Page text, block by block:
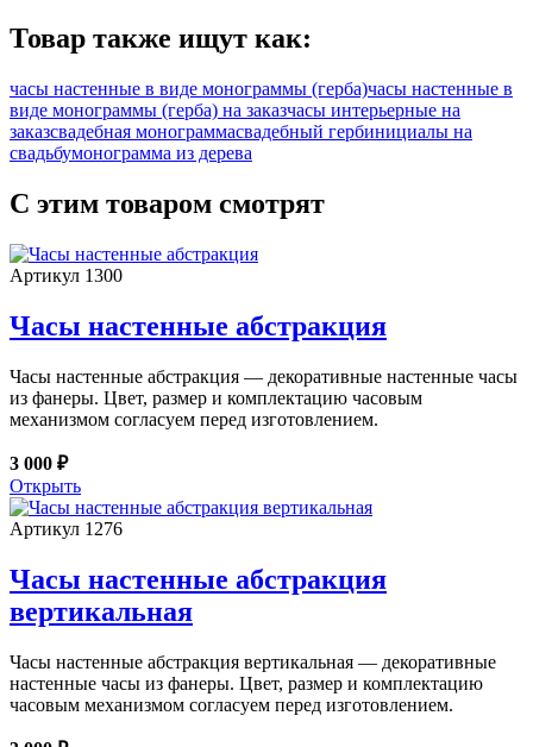
Товар также ищут как:
часы настенные в виде монограммы (герба)часы настенные в
виде монограммы (герба) на заказчасы интерьерные на
заказсвадебная монограммасвадебный гербинициалы на
свадьбумонограмма из дерева
С этим товаром смотрят
Артикул 1300
Часы настенные абстракция
Часы настенные абстракция — декоративные настенные часы
из фанеры. Цвет, размер и комплектацию часовым
механизмом согласуем перед изготовлением.
3 000 ₽
Открыть
Артикул 1276
Часы настенные абстракция
вертикальная
Часы настенные абстракция вертикальная — декоративные
настенные часы из фанеры. Цвет, размер и комплектацию
часовым механизмом согласуем перед изготовлением.